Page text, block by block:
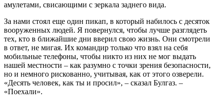
амулетами, свисающими с зеркала заднего вида.
За нами стоял еще один пикап, в который набилось с десяток
вооруженных людей. Я повернулся, чтобы лучше разглядеть
тех, кто в ближайшие дни вверил свою жизнь. Они смотрели
в ответ, не мигая. Их командир только что взял на себя
мобильные телефоны, чтобы никто из них не мог выдать
нашей местности – как разумно с точки зрения безопасности,
но и немного рискованно, учитывая, как от этого озверели.
«Десять человек, как ты и просил», – сказал Булгаз. –
«Поехали».